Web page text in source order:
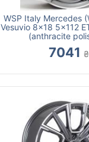
WSP Italy Mercedes
Vesuvio 8x18 5x112
(anthracite
7041 ₴